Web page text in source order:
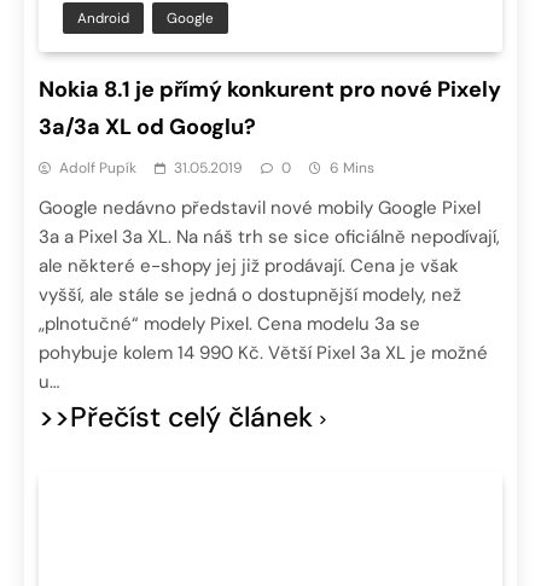
Android Google
Nokia 8.1 je přímý konkurent pro nové Pixely
3a/3a XL od Googlu?
Adolf Pupík 31.05.2019 0 6 Mins
Google nedávno představil nové mobily Google Pixel
3a a Pixel 3a XL. Na náš trh se sice oficiálně nepodívají,
ale některé e-shopy jej již prodávají. Cena je však
vyšší, ale stále se jedná o dostupnější modely, než
„plnotučné“ modely Pixel. Cena modelu 3a se
pohybuje kolem 14 990 Kč. Větší Pixel 3a XL je možné
u…
>>Přečíst celý článek